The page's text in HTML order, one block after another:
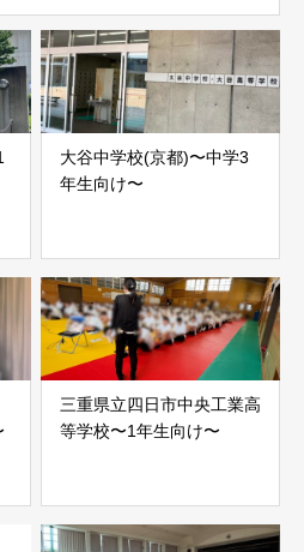
大谷中学校(京都)〜中学3
年生向け〜
三重県立四日市中央工業高
等学校〜1年生向け〜